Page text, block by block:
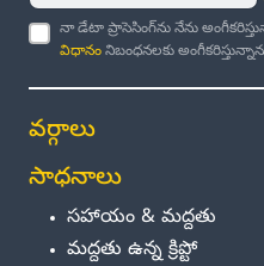
నా డేటా ప్రాసెసింగ్‌ను నేను
విధానంనిబంధనలకు
వర్గాలు
సాధనాలు
సహాయం & మద్దతు
మద్దతు ఉన్న క్రిప్టో